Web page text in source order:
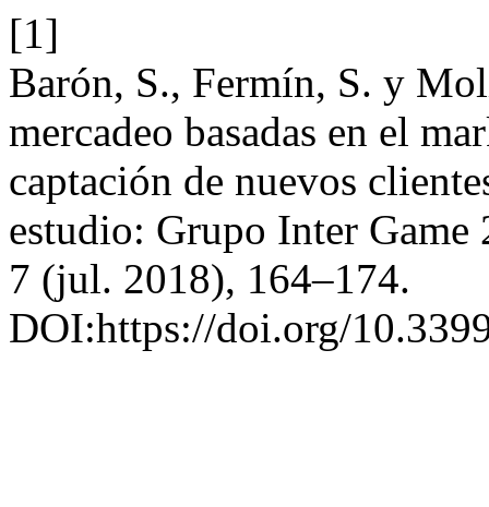
[1]
Barón, S., Fermín, S. y
mercadeo basadas en el
captación de nuevos
estudio: Grupo Inter
7 (jul. 2018), 164–174.
DOI:https://doi.org/